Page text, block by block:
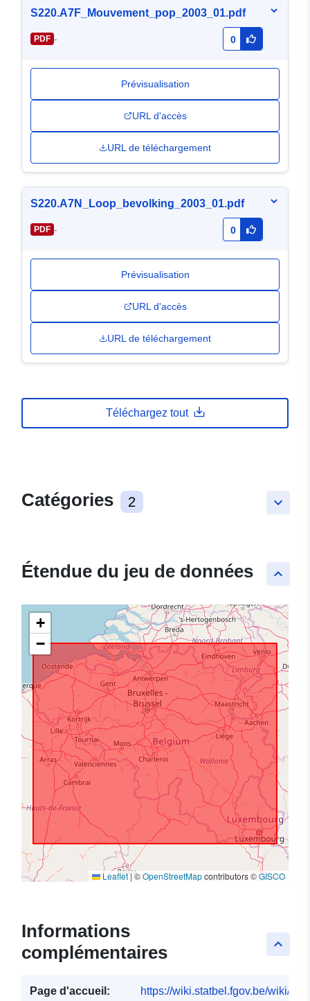
S220.A7F_Mouvement_pop_2003_01.pdf
PDF - 0
Prévisualisation
URL d'accès
URL de téléchargement
S220.A7N_Loop_bevolking_2003_01.pdf
PDF - 0
Prévisualisation
URL d'accès
URL de téléchargement
Téléchargez tout
keyboard_arrow_down
Catégories 2
keyboard_arrow_up
Étendue du jeu de données
+
−
Leaflet|©OpenStreetMapcontributors ©GISCO
keyboard_arrow_up
Informations
complémentaires
Page d'accueil: https://wiki.statbel.fgov.be/wiki/